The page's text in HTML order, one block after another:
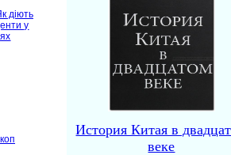
діють
у
История Китая в
веке